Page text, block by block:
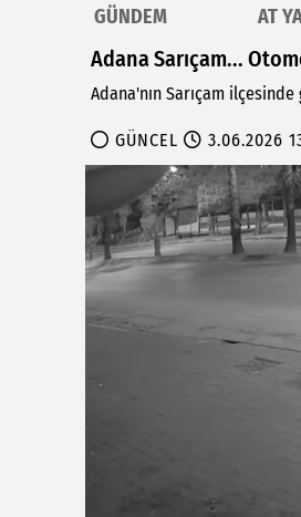
GÜNDEM AT
Adana Sarıçam...
Adana'nın Sarıçam
GÜNCEL 3.06.2026